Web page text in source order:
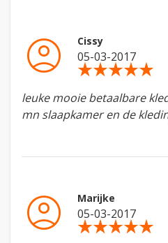
account_circle Cissy
05-03-2017
star_ratestar_ratestar_ratestar_ratestar_rate
leuke mooie betaalbare
mn slaapkamer en de
account_circle Marijke
05-03-2017
star_ratestar_ratestar_ratestar_ratestar_rate